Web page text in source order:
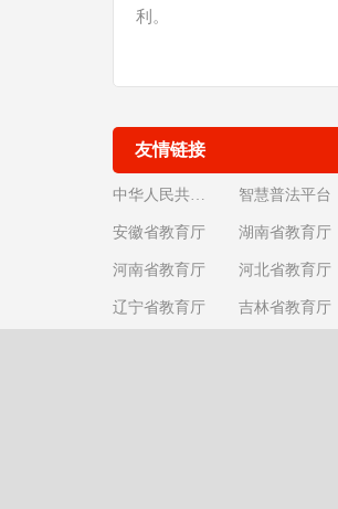
利。
友情链接
中华人民共和国教育部 智慧普法平台
安徽省教育厅 湖南省教育厅
河南省教育厅 河北省教育厅
辽宁省教育厅 吉林省教育厅